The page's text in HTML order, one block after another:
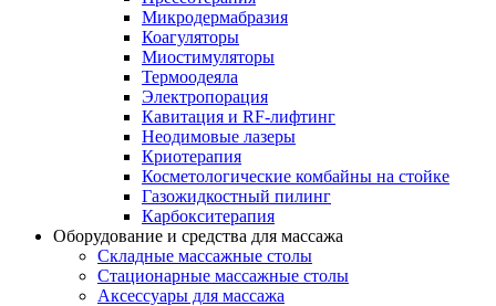
Микродермабразия
Коагуляторы
Миостимуляторы
Термоодеяла
Электропорация
Кавитация и RF-лифтинг
Неодимовые лазеры
Криотерапия
Косметологические комбайны на стойке
Газожидкостный пилинг
Карбокситерапия
Оборудование и средства для массажа
Складные массажные столы
Стационарные массажные столы
Аксессуары для массажа